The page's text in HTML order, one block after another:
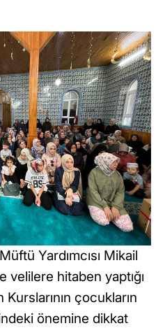
Yardımcısı Mikail
hitaben yaptığı
çocukların
önemine dikkat